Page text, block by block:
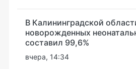
В Калининградской
новорожденных
составил 99,6%
вчера, 14:34